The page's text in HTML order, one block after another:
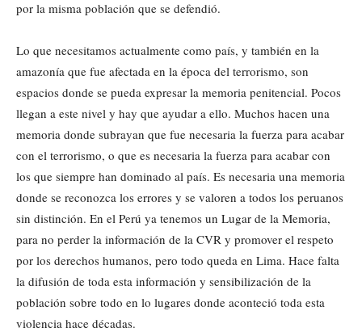
por la misma población que se defendió.
Lo que necesitamos actualmente como país, y también en la
amazonía que fue afectada en la época del terrorismo, son
espacios donde se pueda expresar la memoria penitencial. Pocos
llegan a este nivel y hay que ayudar a ello. Muchos hacen una
memoria donde subrayan que fue necesaria la fuerza para acabar
con el terrorismo, o que es necesaria la fuerza para acabar con
los que siempre han dominado al país. Es necesaria una memoria
donde se reconozca los errores y se valoren a todos los peruanos
sin distinción. En el Perú ya tenemos un Lugar de la Memoria,
para no perder la información de la CVR y promover el respeto
por los derechos humanos, pero todo queda en Lima. Hace falta
la difusión de toda esta información y sensibilización de la
población sobre todo en lo lugares donde aconteció toda esta
violencia hace décadas.